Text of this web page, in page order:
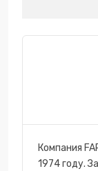
Компания
1974 году.